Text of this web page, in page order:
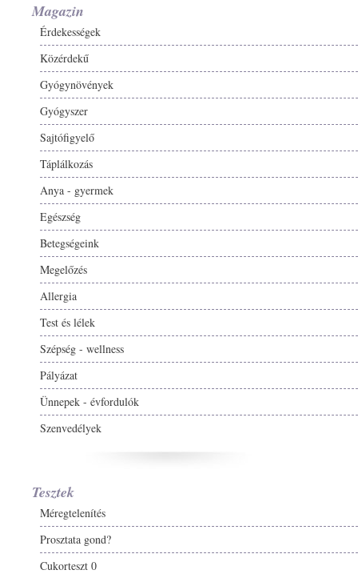
Magazin
Érdekességek
Közérdekű
Gyógynövények
Gyógyszer
Sajtófigyelő
Táplálkozás
Anya - gyermek
Egészség
Betegségeink
Megelőzés
Allergia
Test és lélek
Szépség - wellness
Pályázat
Ünnepek - évfordulók
Szenvedélyek
Tesztek
Méregtelenítés
Prosztata gond?
Cukorteszt 0